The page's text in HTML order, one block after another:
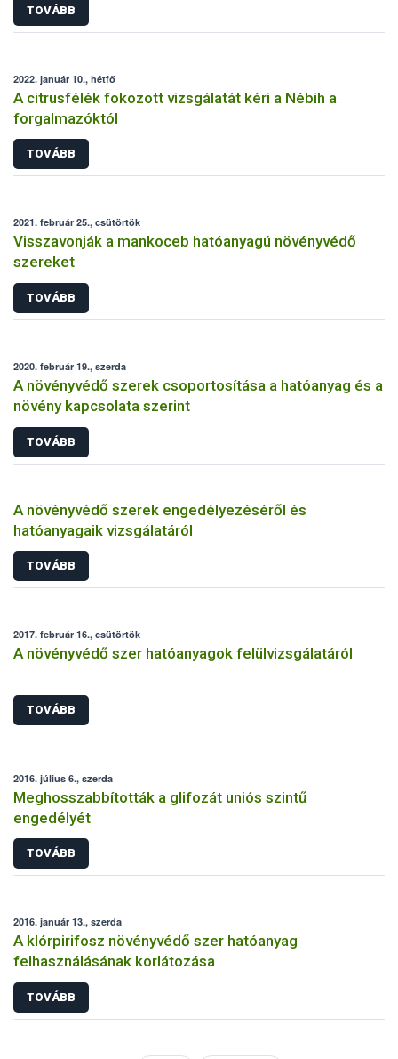
TOVÁBB
2022. január 10., hétfő
A citrusfélék fokozott vizsgálatát kéri a Nébih a
forgalmazóktól
TOVÁBB
2021. február 25., csütörtök
Visszavonják a mankoceb hatóanyagú növényvédő
szereket
TOVÁBB
2020. február 19., szerda
A növényvédő szerek csoportosítása a hatóanyag és a
növény kapcsolata szerint
TOVÁBB
A növényvédő szerek engedélyezéséről és
hatóanyagaik vizsgálatáról
TOVÁBB
2017. február 16., csütörtök
A növényvédő szer hatóanyagok felülvizsgálatáról
TOVÁBB
2016. július 6., szerda
Meghosszabbították a glifozát uniós szintű
engedélyét
TOVÁBB
2016. január 13., szerda
A klórpirifosz növényvédő szer hatóanyag
felhasználásának korlátozása
TOVÁBB